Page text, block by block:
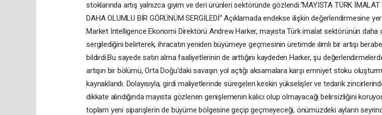
stoklarında artış yalnızca giyim ve deri ürünleri sektöründe gözlendi.“MAYISTA TÜRK İMALAT
DAHA OLUMLU BİR GÖRÜNÜM SERGİLEDİ” Açıklamada endekse ilişkin değerlendirmesine
Market Intelligence Ekonomi Direktörü Andrew Harker, mayısta Türk imalat sektörünün daha
sergilediğini belirterek, ihracatın yeniden büyümeye geçmesinin üretimde ılımlı bir artışı
bildirdi.Bu sayede satın alma faaliyetlerinin de arttığını kaydeden Harker, şu
artışın bir bölümü, Orta Doğu’daki savaşın yol açtığı aksamalara karşı emniyet stoku
kaynaklandı. Dolayısıyla, girdi maliyetlerinde süregelen keskin yükselişler ve tedarik
dikkate alındığında mayısta gözlenen genişlemenin kalıcı olup olmayacağı belirsizliğini
toplam yeni siparişlerin de büyüme bölgesine geçip geçmeyeceği, önümüzdeki ayların